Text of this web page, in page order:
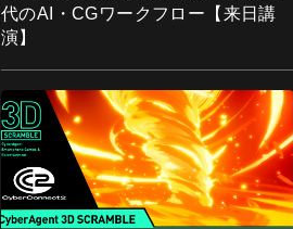
代のAI・CGワークフロー【来日講
演】